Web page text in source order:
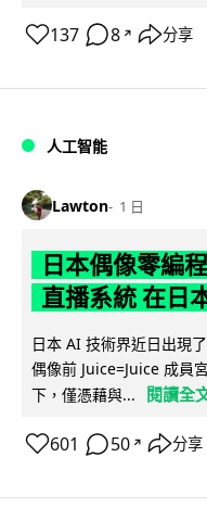
137 8 ↗ 分享
人工智能
Lawton 1 日
日本偶像零編
直播系統 在日
日本 AI 技術界近日出現
偶像前 Juice=Juice 成員
下，僅憑藉與...
閱讀全
601 50 ↗ 分享